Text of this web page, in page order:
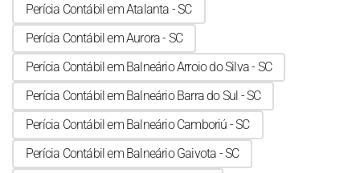
Perícia Contábil em Atalanta - SC
Perícia Contábil em Aurora - SC
Perícia Contábil em Balneário Arroio do Silva - SC
Perícia Contábil em Balneário Barra do Sul - SC
Perícia Contábil em Balneário Camboriú - SC
Perícia Contábil em Balneário Gaivota - SC